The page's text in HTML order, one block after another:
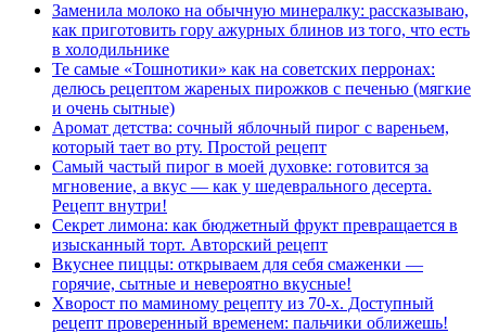
Заменила молоко на обычную минералку: рассказываю,
как приготовить гору ажурных блинов из того, что есть
в холодильнике
Те самые «Тошнотики» как на советских перронах:
делюсь рецептом жареных пирожков с печенью (мягкие
и очень сытные)
Аромат детства: сочный яблочный пирог с вареньем,
который тает во рту. Простой рецепт
Самый частый пирог в моей духовке: готовится за
мгновение, а вкус — как у шедеврального десерта.
Рецепт внутри!
Секрет лимона: как бюджетный фрукт превращается в
изысканный торт. Авторский рецепт
Вкуснее пиццы: открываем для себя смаженки —
горячие, сытные и невероятно вкусные!
Хворост по маминому рецепту из 70-х. Доступный
рецепт проверенный временем: пальчики оближешь!